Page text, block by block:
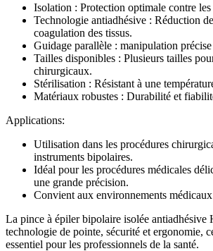
Isolation : Protection optimale contre
Technologie antiadhésive : Réduction
coagulation des tissus.
Guidage parallèle : manipulation précise
Tailles disponibles : Plusieurs tailles
chirurgicaux.
Stérilisation : Résistant à une
Matériaux robustes : Durabilité et
Applications:
Utilisation dans les procédures
instruments bipolaires.
Idéal pour les procédures médicales
une grande précision.
Convient aux environnements
La pince à épiler bipolaire isolée
technologie de pointe, sécurité et ergonomie,
essentiel pour les professionnels de la santé.